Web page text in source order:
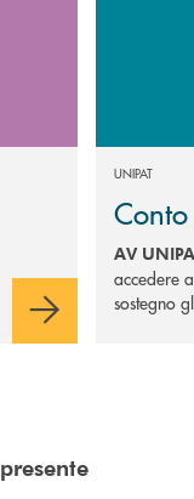
UNIPAT
AV
accedere
sostegno
presente